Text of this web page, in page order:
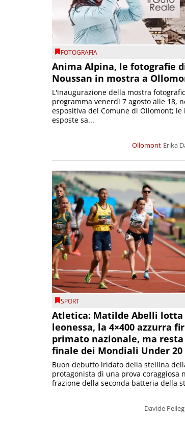
FOTOGRAFIA
Anima Alpina, le fotografie
Noussan in mostra a
Ollomont Erika
L'inaugurazione della mostra
programma venerdì 7 agosto alle 18,
espositiva del Comune di Ollomont; le
esposte sa...
SPORT
Atletica: Matilde Abelli lotta
leonessa, la 4×400 azzurra
primato nazionale, ma
finale dei Mondiali Under 20
Davide
Buon debutto iridato della stellina
protagonista di una prova coraggiosa
frazione della seconda batteria della